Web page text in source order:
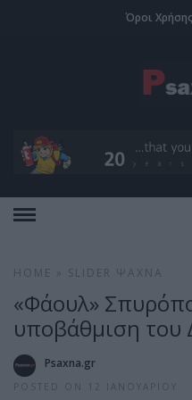
Όροι Χρήσης
HOME SLIDER ΨΑΧΝΆ
«Φάουλ»
υποβάθμιση του
Psaxna.gr
POSTED ON 12 ΙΑΝΟΥΑΡΊΟΥ